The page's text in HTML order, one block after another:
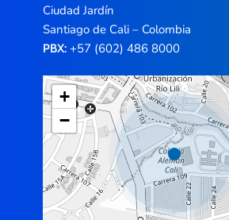
Ciudad Jardín
Santiago de Cali – Colombia
PBX:+57 (602) 486 8000
+
−